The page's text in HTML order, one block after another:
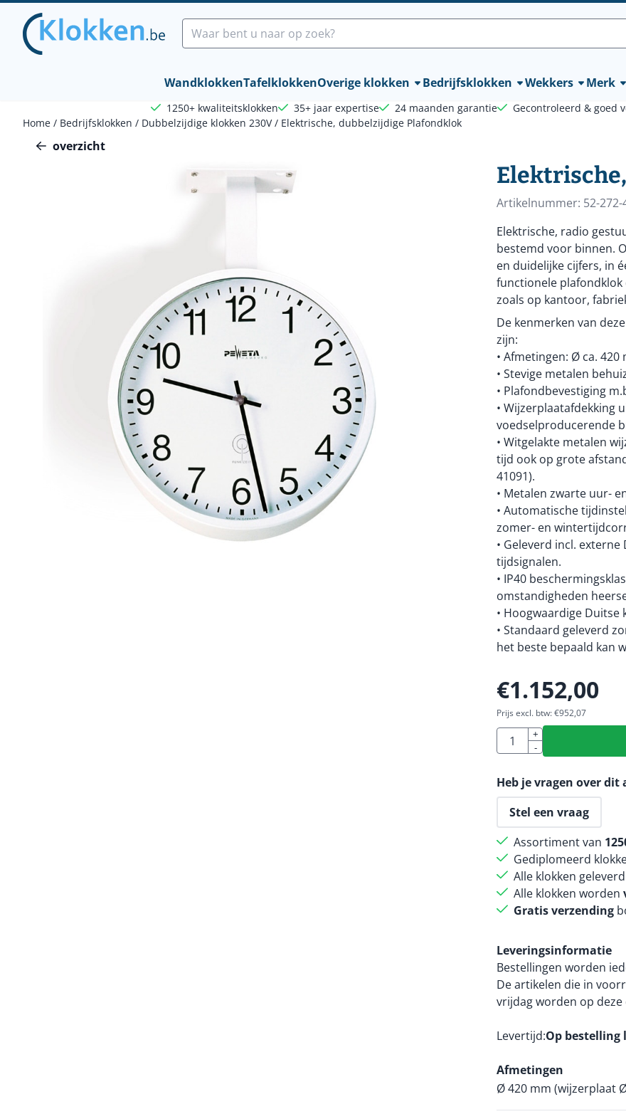
Cookievoorkeuren zijn beschikbaar. Kies instellingen of sta alle cookies toe.
Zoeken
WandklokkenTafelklokkenOverige klokken Bedrijfsklokken Wekkers Merk
1250+ kwaliteitsklokken 35+ jaar expertise 24 maanden garantie Gecontroleerd & goed
Home / Bedrijfsklokken / Dubbelzijdige klokken 230V / Elektrische, dubbelzijdige Plafondklok
overzicht
Artikelnummer: 52-272-
Elektrische, radio
bestemd voor binnen.
en duidelijke cijfers, in
functionele
zoals op kantoor,
De kenmerken van
zijn:
• Afmetingen: Ø ca.
• Stevige metalen
• Plafondbevestiging
• Wijzerplaatafdekking
voedselproducerende
• Witgelakte metalen
tijd ook op grote
41091).
• Metalen zwarte uur-
• Automatische
zomer- en
• Geleverd incl.
tijdsignalen.
• IP40
omstandigheden
• Hoogwaardige
• Standaard geleverd
het beste bepaald kan
€1.152,00
Prijs excl. btw: €952,07
Aantal
+
-
Heb je vragen over dit
Stel een vraag
Assortiment van
Gediplomeerd
Alle klokken
Alle klokken worden
Gratis verzending
Leveringsinformatie
Bestellingen worden
De artikelen die in
vrijdag worden op
Levertijd Op bestelling
Afmetingen
Ø 420 mm (wijzerplaat